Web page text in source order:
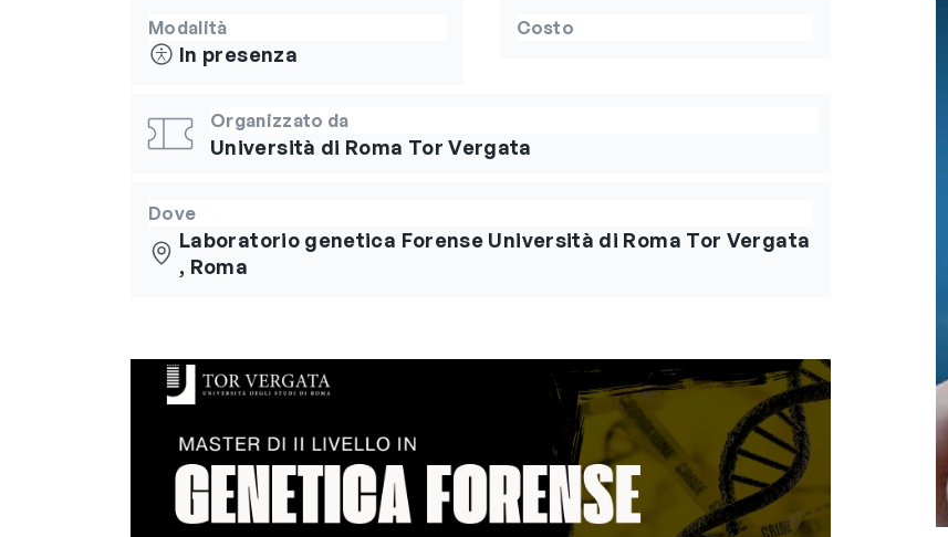
Modalità
In presenza
Costo
Organizzato da
Università di Roma Tor Vergata
Dove
Laboratorio genetica Forense Università di Roma Tor Vergata
, Roma